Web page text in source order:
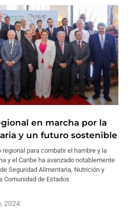
en marcha por la
y un futuro sostenible
para combatir el hambre y la
y el Caribe ha avanzado notablemente
Seguridad Alimentaria, Nutrición y
Comunidad de Estados
2024